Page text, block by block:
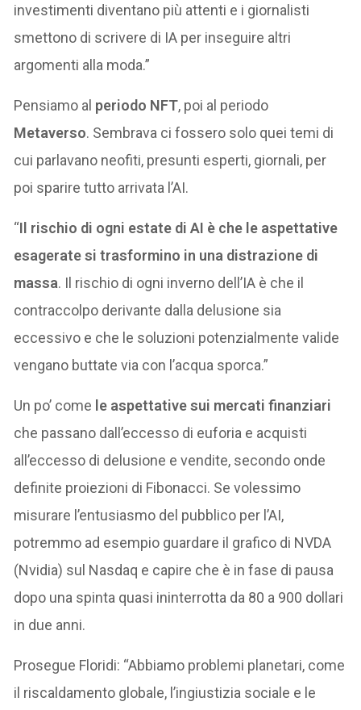
investimenti diventano più attenti e i giornalisti
smettono di scrivere di IA per inseguire altri
argomenti alla moda.”
Pensiamo al periodo NFT, poi al periodo
Metaverso. Sembrava ci fossero solo quei temi di
cui parlavano neofiti, presunti esperti, giornali, per
poi sparire tutto arrivata l’AI.
“Il rischio di ogni estate di AI è che le aspettative
esagerate si trasformino in una distrazione di
massa. Il rischio di ogni inverno dell’IA è che il
contraccolpo derivante dalla delusione sia
eccessivo e che le soluzioni potenzialmente valide
vengano buttate via con l’acqua sporca.”
Un po’ come le aspettative sui mercati finanziari
che passano dall’eccesso di euforia e acquisti
all’eccesso di delusione e vendite, secondo onde
definite proiezioni di Fibonacci. Se volessimo
misurare l’entusiasmo del pubblico per l’AI,
potremmo ad esempio guardare il grafico di NVDA
(Nvidia) sul Nasdaq e capire che è in fase di pausa
dopo una spinta quasi ininterrotta da 80 a 900 dollari
in due anni.
Prosegue Floridi: “Abbiamo problemi planetari, come
il riscaldamento globale, l’ingiustizia sociale e le